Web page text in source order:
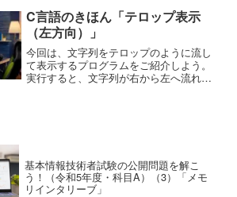
る。int a[5];int *p = a;ここでは、配...
C言語のきほん「テロップ表示
（左方向）」
今回は、文字列をテロップのように流し
て表示するプログラムをご紹介しよう。
実行すると、文字列が右から左へ流れて
基本情報技術者試験の公開問題を解こ
う！（令和5年度・科目A）（3）「メモ
リインタリーブ」